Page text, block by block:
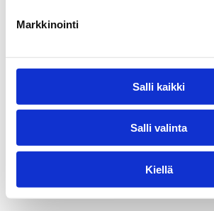
Markkinointi
Salli kaikki
Salli valinta
Kiellä